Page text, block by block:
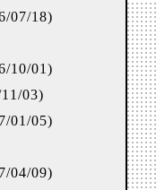
07/18)
10/01)
03)
01/05)
04/09)